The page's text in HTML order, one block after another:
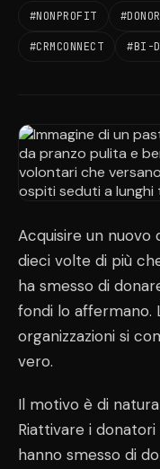
#NONPROFIT
#CRMCONNECT #BI-
Acquisire un
dieci volte di più
ha smesso di
fondi lo affermano.
organizzazioni si
vero.
Il motivo è di
Riattivare i
hanno smesso di